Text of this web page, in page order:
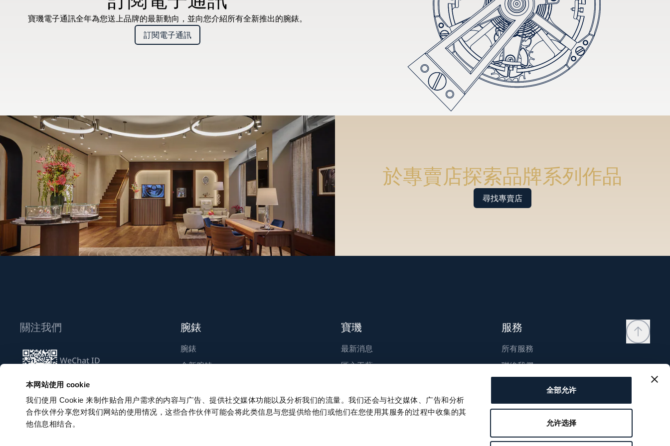
本网站使用 cookie
我们使用 Cookie 来制作贴合用户需求的内容与广告、提供社交媒体功能以及分析我们的流量。我们还会与社交媒体、广告和分析
合作伙伴分享您对我们网站的使用情况，这些合作伙伴可能会将此类信息与您提供给他们或他们在您使用其服务的过程中收集的其
他信息相结合。
全部允许
允许选择
寶璣電子通訊全年為您送上品牌的最新動向，並向您介紹所有全新推出的腕錶。
訂閱電子通訊
於專賣店探索品牌系列作品
尋找專賣店
關注我們
WeChat ID
訂閱電子通訊
腕錶
腕錶
全新腕錶
寶璣
最新消息
匠心工藝
永續發展
職涯發展
服務
所有服務
聯絡我們